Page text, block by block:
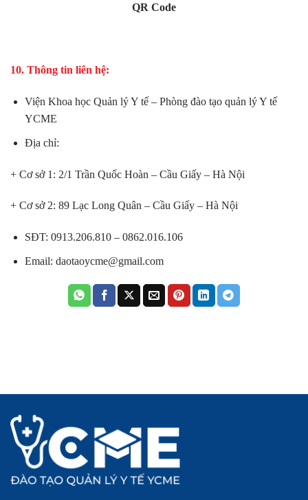
QR Code
10. Thông tin liên hệ:
Viện Khoa học Quản lý Y tế – Phòng đào tạo quản lý Y tế
YCME
Địa chỉ:
+ Cơ sở 1: 2/1 Trần Quốc Hoàn – Cầu Giấy – Hà Nội
+ Cơ sở 2: 89 Lạc Long Quân – Cầu Giấy – Hà Nội
SĐT: 0913.206.810 – 0862.016.106
Email: daotaoycme@gmail.com